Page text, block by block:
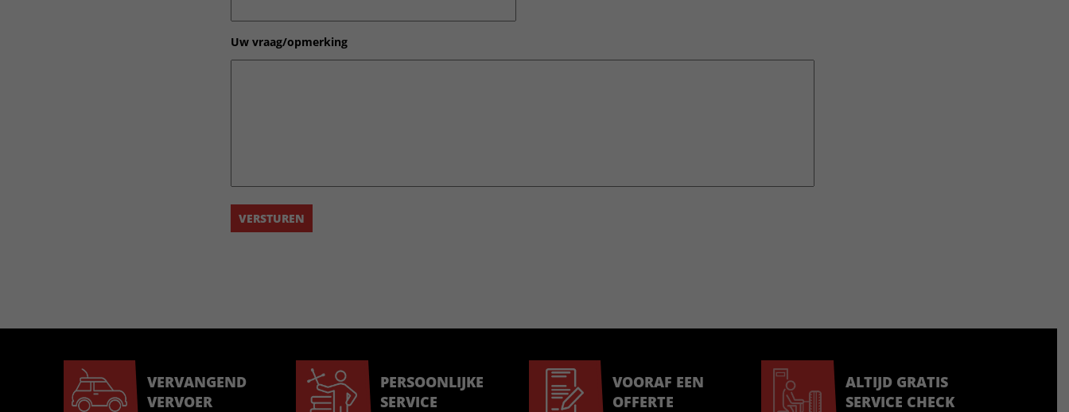
Uw vraag/opmerking
VERVANGEND
VERVOER
PERSOONLIJKE
SERVICE
VOORAF EEN
OFFERTE
ALTIJD GRATIS
SERVICE CHECK